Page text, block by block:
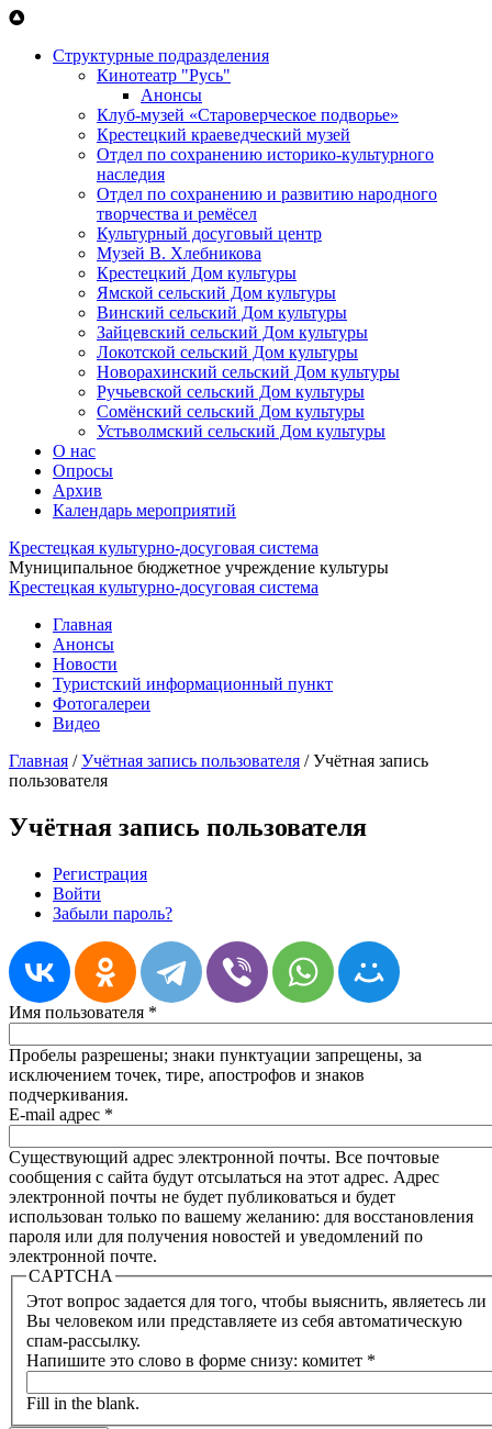
Перейти к основному содержанию
Структурные подразделения
Кинотеатр "Русь"
Анонсы
Клуб-музей «Староверческое подворье»
Крестецкий краеведческий музей
Отдел по сохранению историко-культурного
наследия
Отдел по сохранению и развитию народного
творчества и ремёсел
Культурный досуговый центр
Музей В. Хлебникова
Крестецкий Дом культуры
Ямской сельский Дом культуры
Винский сельский Дом культуры
Зайцевский сельский Дом культуры
Локотской сельский Дом культуры
Новорахинский сельский Дом культуры
Ручьевской сельский Дом культуры
Сомёнский сельский Дом культуры
Устьволмский сельский Дом культуры
О нас
Опросы
Архив
Календарь мероприятий
Крестецкая культурно-досуговая система
Муниципальное бюджетное учреждение культуры
Крестецкая культурно-досуговая система
Главная
Анонсы
Новости
Туристский информационный пункт
Фотогалереи
Видео
Главная /Учётная запись пользователя /Учётная запись
пользователя
Учётная запись пользователя
Главные вкладки
Регистрация
Войти
Забыли пароль?
Имя пользователя *
Пробелы разрешены; знаки пунктуации запрещены, за
исключением точек, тире, апострофов и знаков
подчеркивания.
E-mail адрес *
Существующий адрес электронной почты. Все почтовые
сообщения с сайта будут отсылаться на этот адрес. Адрес
электронной почты не будет публиковаться и будет
использован только по вашему желанию: для восстановления
пароля или для получения новостей и уведомлений по
электронной почте.
CAPTCHA
Этот вопрос задается для того, чтобы выяснить, являетесь ли
Вы человеком или представляете из себя автоматическую
спам-рассылку.
Напишите это слово в форме снизу: комитет *
Fill in the blank.